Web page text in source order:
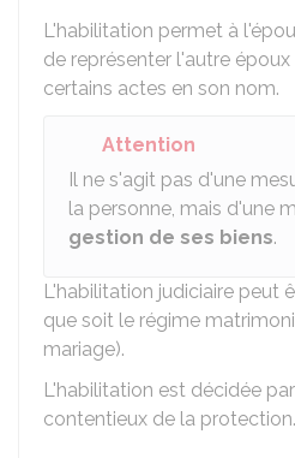
L'habilitation permet à
de représenter l'autre
certains actes en son nom.
Attention
Il ne s'agit pas d'une
la personne, mais d'une
gestion de ses biens.
L'habilitation judiciaire peut
que soit le régime
mariage).
L'habilitation est décidée
contentieux de la protection.